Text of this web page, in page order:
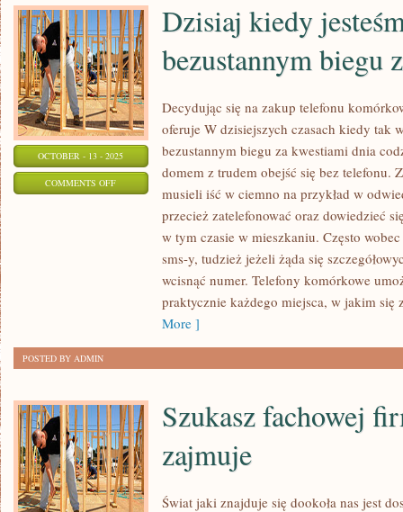
OCTOBER - 13 - 2025
COMMENTS OFFON
Dzisiaj kiedy
bezustannym biegu
Decydując się na zakup telefonu
oferuje W dzisiejszych czasach kiedy tak
bezustannym biegu za kwestiami dnia
domem z trudem obejść się bez telefonu.
musieli iść w ciemno na przykład w
przecież zatelefonować oraz dowiedzieć
w tym czasie w mieszkaniu. Często
sms-y, tudzież jeżeli żąda się
wcisnąć numer. Telefony komórkowe
praktycznie każdego miejsca, w jakim się
More ]
POSTED BY ADMIN
Szukasz fachowej
zajmuje
Świat jaki znajduje się dookoła nas jest